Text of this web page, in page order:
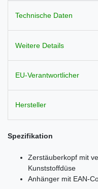
Technische Daten
Weitere Details
EU-Verantwortlicher
Hersteller
Spezifikation
Zerstäuberkopf mit
Kunststoffdüse
Anhänger mit EAN-